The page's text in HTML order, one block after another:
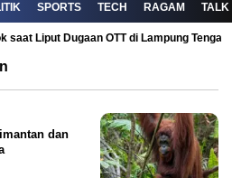
SPORTS TECH RAGAM TALK
saat Liput Dugaan OTT di Lampung
dan